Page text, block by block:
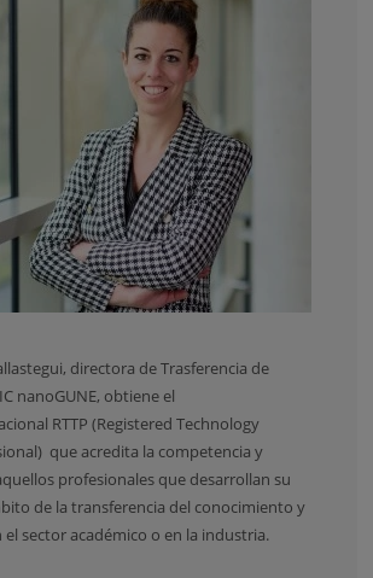
directora de Trasferencia de
nanoGUNE, obtiene el
RTTP (Registered Technology
que acredita la competencia y
profesionales que desarrollan su
de la transferencia del conocimiento y
el sector académico o en la industria.